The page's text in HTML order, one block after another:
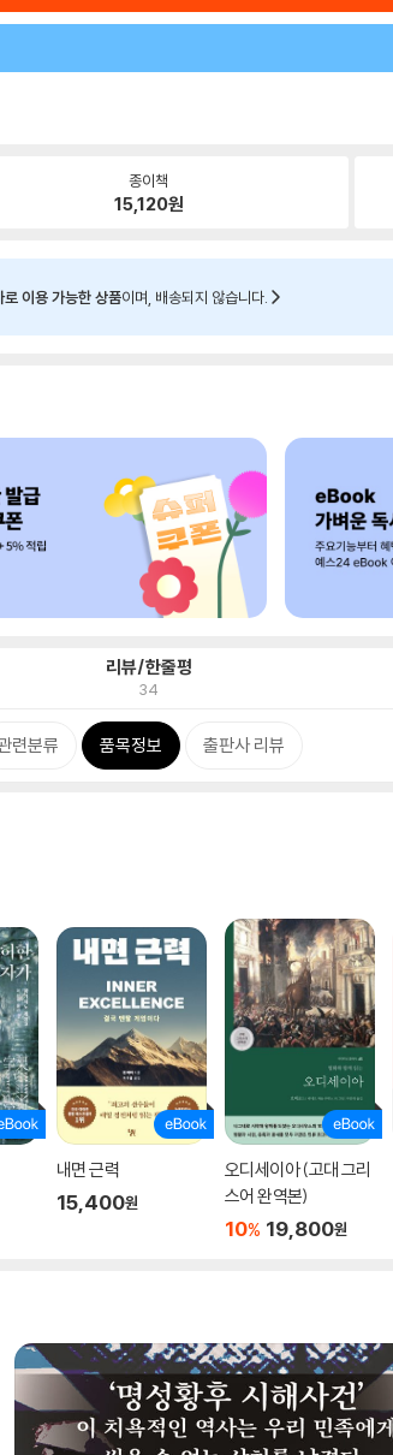
종이책
15,120원
이용 가능한 상품이며, 배송되지 않습니다.
리뷰/한줄평
34
련분류 품목정보 출판사 리뷰
내면 근력
15,400원
오디세이아 (고대 그리
스어 완역본)
10% 19,800원